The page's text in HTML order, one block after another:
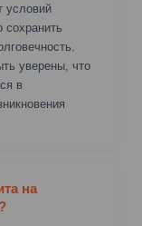
условий
сохранить
уверены, что
в
на